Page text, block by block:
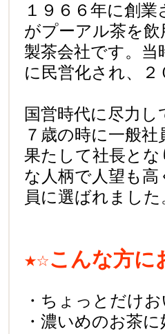
１９６６年に創
がプーアル茶を
製茶会社です。当
に民営化され、
国営時代に尽力
７歳の時に一般
果たして社長と
な人柄で人望も
員に選ばれました
★☆こんな方に
・ちょっとだけ
・濃いめのお茶